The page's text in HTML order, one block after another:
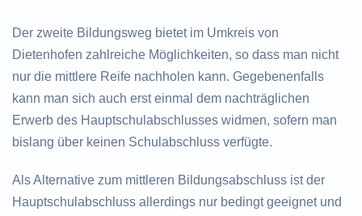
Der zweite Bildungsweg bietet im Umkreis von
Dietenhofen zahlreiche Möglichkeiten, so dass man nicht
nur die mittlere Reife nachholen kann. Gegebenenfalls
kann man sich auch erst einmal dem nachträglichen
Erwerb des Hauptschulabschlusses widmen, sofern man
bislang über keinen Schulabschluss verfügte.
Als Alternative zum mittleren Bildungsabschluss ist der
Hauptschulabschluss allerdings nur bedingt geeignet und